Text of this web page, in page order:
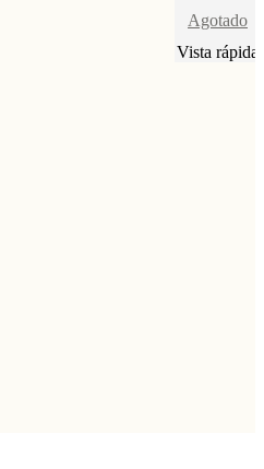
Agotado
Vista rápida